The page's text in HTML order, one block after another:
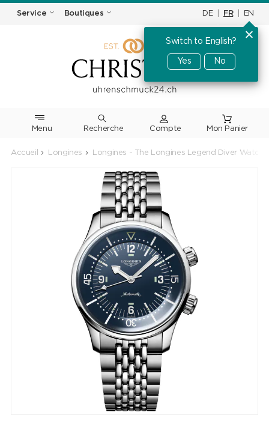
Service Boutiques DE FR EN
Switch to English?
Yes No
Menu Recherche
Accueil Longines Longines - The Longines Legend Diver Watch